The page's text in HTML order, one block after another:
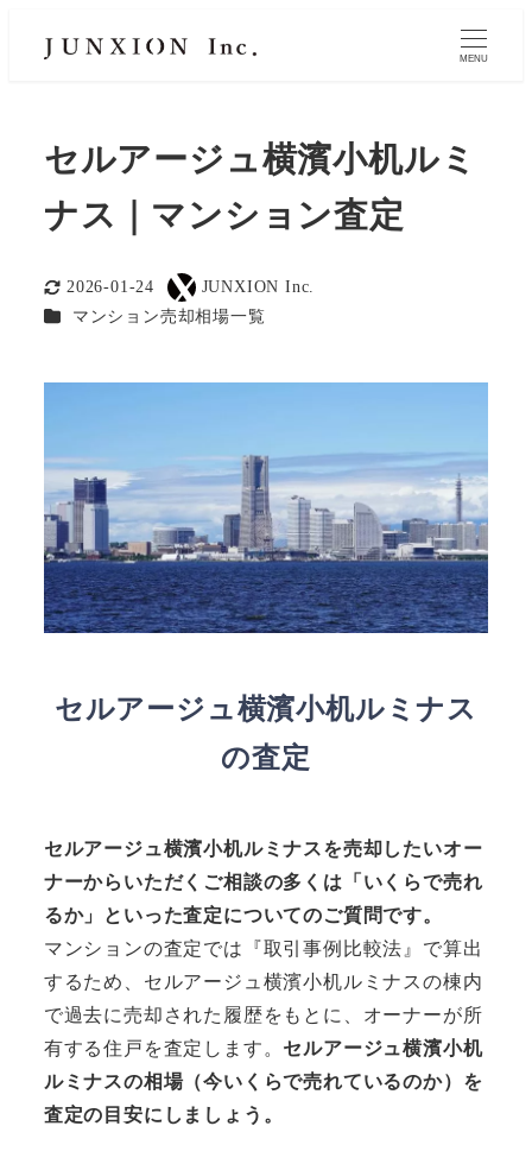
MENU
セルアージュ横濱小机ルミ
ナス｜マンション査定
更新日
2026-01-24
著
者
JUNXION Inc.
カテゴリー
マンション売却相場一覧
セルアージュ横濱小机ルミナス
の査定
セルアージュ横濱小机ルミナスを売却したいオー
ナーからいただくご相談の多くは「いくらで売れ
るか」といった査定についてのご質問です。
マンションの査定では『取引事例比較法』で算出
するため、セルアージュ横濱小机ルミナスの棟内
で過去に売却された履歴をもとに、オーナーが所
有する住戸を査定します。 セルアージュ横濱小机
ルミナスの相場（今いくらで売れているのか）を
査定の目安にしましょう。